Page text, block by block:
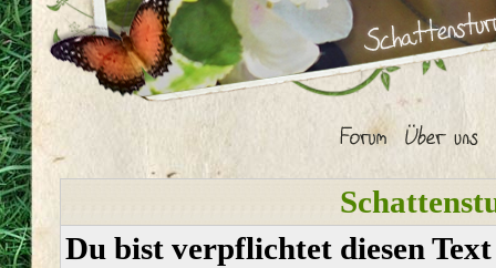
Du bist verpflichtet diesen